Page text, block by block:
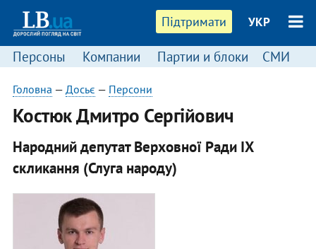
Підтримати УКР
Персоны Компании Партии и блоки СМИ
Головна — Досьє — Персони
Костюк Дмитро Сергійович
Народний депутат Верховної Ради IX
скликання (Слуга народу)